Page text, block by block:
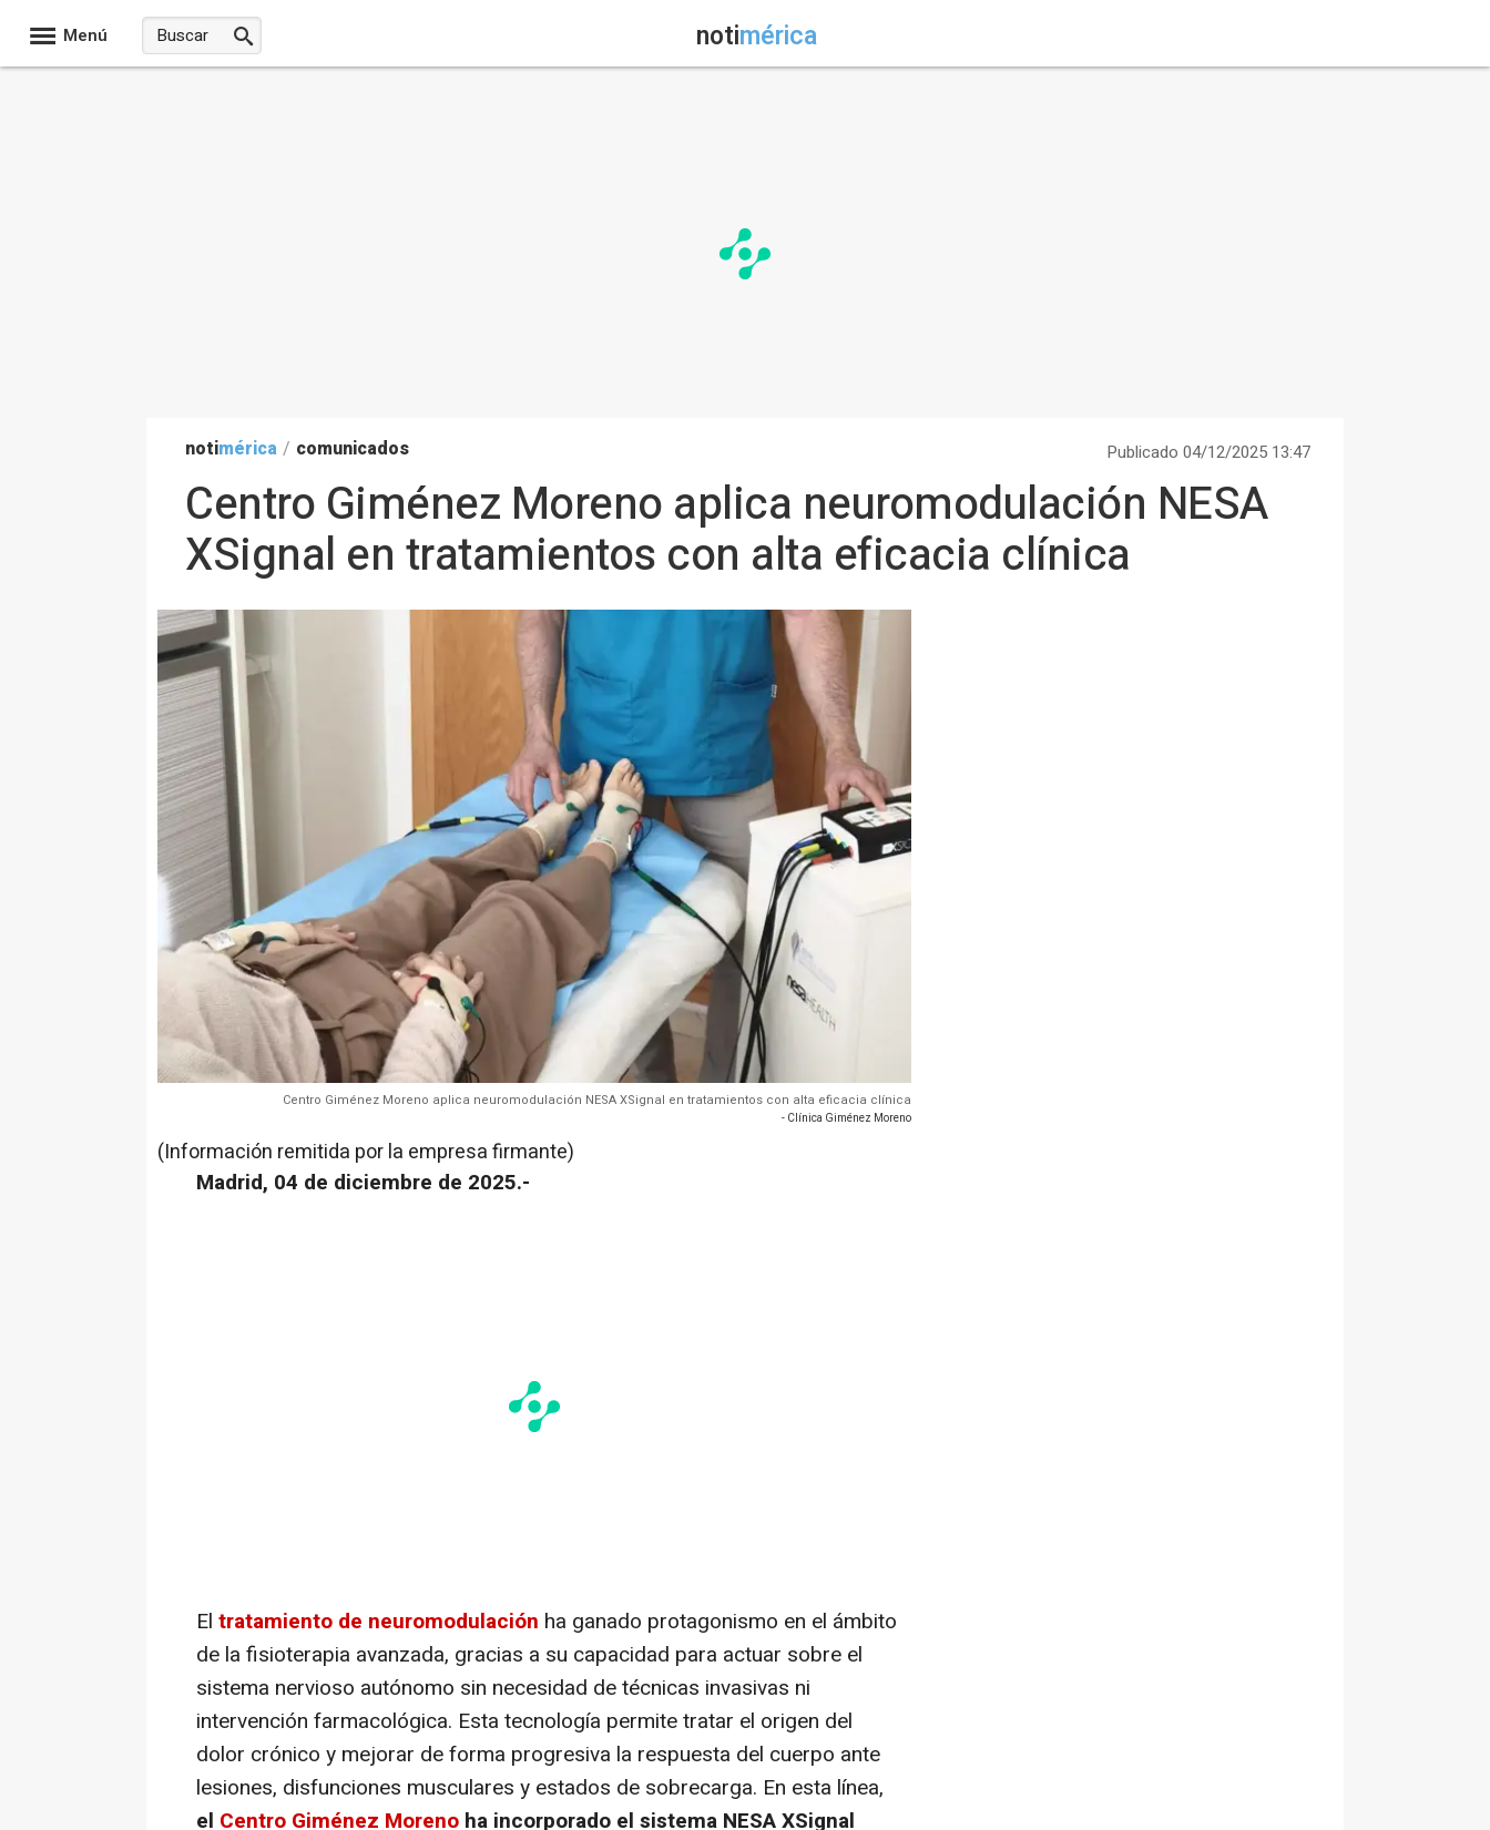
Menú notimérica
notimérica / comunicados Publicado 04/12/2025 13:47
Centro Giménez Moreno aplica neuromodulación NESA
XSignal en tratamientos con alta eficacia clínica
Centro Giménez Moreno aplica neuromodulación NESA XSignal en tratamientos con alta eficacia clínica
- Clínica Giménez Moreno
(Información remitida por la empresa firmante)
Madrid, 04 de diciembre de 2025.-
El tratamiento de neuromodulación ha ganado protagonismo en el ámbito
de la fisioterapia avanzada, gracias a su capacidad para actuar sobre el
sistema nervioso autónomo sin necesidad de técnicas invasivas ni
intervención farmacológica. Esta tecnología permite tratar el origen del
dolor crónico y mejorar de forma progresiva la respuesta del cuerpo ante
lesiones, disfunciones musculares y estados de sobrecarga. En esta línea,
el Centro Giménez Moreno ha incorporado el sistema NESA XSignal